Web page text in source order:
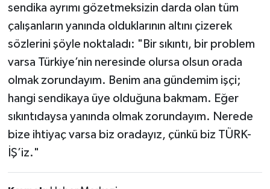
sendika ayrımı gözetmeksizin darda olan tüm
çalışanların yanında olduklarının altını çizerek
sözlerini şöyle noktaladı: "Bir sıkıntı, bir problem
varsa Türkiye’nin neresinde olursa olsun orada
olmak zorundayım. Benim ana gündemim işçi;
hangi sendikaya üye olduğuna bakmam. Eğer
sıkıntıdaysa yanında olmak zorundayım. Nerede
bize ihtiyaç varsa biz oradayız, çünkü biz TÜRK-
İŞ’iz."